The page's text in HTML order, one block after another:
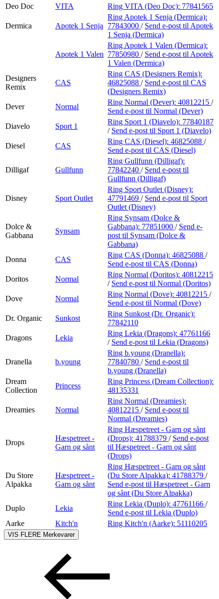
Deo Doc
VITA Ring VITA (Deo Doc): 77841565
Dermica Apotek 1 Senja
Ring Apotek 1 Senja (Dermica):
77843000 / Send e-post til Apotek
1 Senja (Dermica)
Apotek 1 Valen
Ring Apotek 1 Valen (Dermica):
77850980 / Send e-post til Apotek
1 Valen (Dermica)
Designers
Remix
CAS
Ring CAS (Designers Remix):
46825088 / Send e-post til CAS
(Designers Remix)
Dever
Normal
Ring Normal (Dever): 40812215 /
Send e-post til Normal (Dever)
Diavelo
Sport 1
Ring Sport 1 (Diavelo): 77840187
/ Send e-post til Sport 1 (Diavelo)
Diesel
CAS
Ring CAS (Diesel): 46825088 /
Send e-post til CAS (Diesel)
Dilligaf Gullfunn
Ring Gullfunn (Dilligaf):
77842240 / Send e-post til
Gullfunn (Dilligaf)
Disney Sport Outlet
Ring Sport Outlet (Disney):
47791469 / Send e-post til Sport
Outlet (Disney)
Dolce &
Gabbana
Synsam
Ring Synsam (Dolce &
Gabbana): 77851000 / Send e-
post til Synsam (Dolce &
Gabbana)
Donna
CAS
Ring CAS (Donna): 46825088 /
Send e-post til CAS (Donna)
Doritos
Normal
Ring Normal (Doritos): 40812215
/ Send e-post til Normal (Doritos)
Dove
Normal
Ring Normal (Dove): 40812215 /
Send e-post til Normal (Dove)
Dr. Organic
Sunkost
Ring Sunkost (Dr. Organic):
77842110
Dragons
Lekia
Ring Lekia (Dragons): 47761166
/ Send e-post til Lekia (Dragons)
Dranella b.young
Ring b.young (Dranella):
77840780 / Send e-post til
b.young (Dranella)
Dream
Collection
Princess
Ring Princess (Dream Collection):
48135331
Dreamies Normal
Ring Normal (Dreamies):
40812215 / Send e-post til
Normal (Dreamies)
Drops
Hæspetreet -
Garn og sånt
Ring Hæspetreet - Garn og sånt
(Drops): 41788379 / Send e-post
til Hæspetreet - Garn og sånt
(Drops)
Du Store
Alpakka
Hæspetreet -
Garn og sånt
Ring Hæspetreet - Garn og sånt
(Du Store Alpakka): 41788379 /
Send e-post til Hæspetreet - Garn
og sånt (Du Store Alpakka)
Duplo
Lekia
Ring Lekia (Duplo): 47761166 /
Send e-post til Lekia (Duplo)
Aarke
Kitch'n Ring Kitch'n (Aarke): 51110205
VIS FLERE Merkevarer